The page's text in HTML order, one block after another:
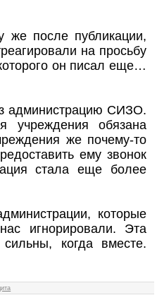
же после публикации,
на просьбу
он писал еще…
администрацию СИЗО.
учреждения обязана
же почему-то
ему звонок
стала еще более
которые
игнорировали. Эта
когда вместе.